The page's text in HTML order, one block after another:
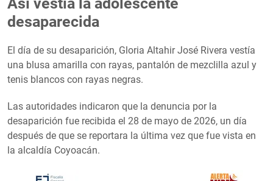
desaparecida
El día de su desaparición, Gloria Altahir José Rivera vestía
una blusa amarilla con rayas, pantalón de mezclilla azul y
tenis blancos con rayas negras.
Las autoridades indicaron que la denuncia por la
desaparición fue recibida el 28 de mayo de 2026, un día
después de que se reportara la última vez que fue vista en
la alcaldía Coyoacán.